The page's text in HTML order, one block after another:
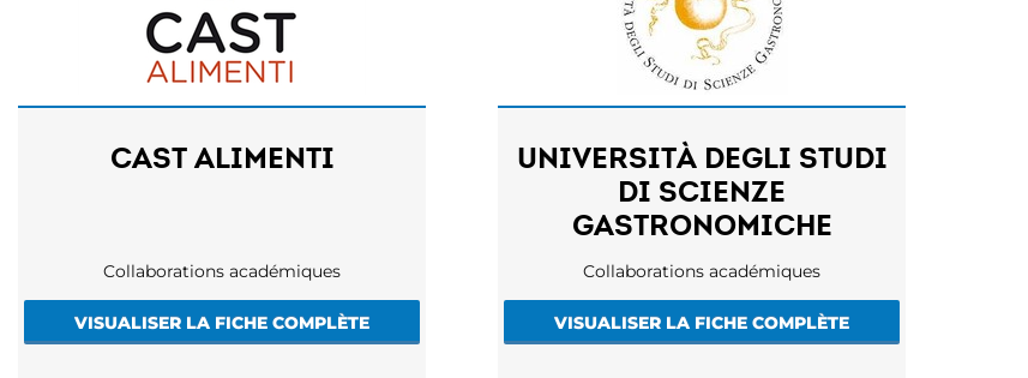
CAST ALIMENTI
Collaborations académiques
VISUALISER LA FICHE COMPLÈTE
UNIVERSITÀ DEGLI STUDI
DI SCIENZE
GASTRONOMICHE
Collaborations académiques
VISUALISER LA FICHE COMPLÈTE